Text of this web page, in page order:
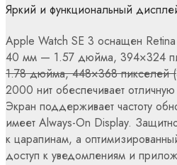
Яркий и функциональный
Apple Watch SE 3 оснащен
40 мм — 1.57 дюйма, 394×324
1.78 дюйма, 448×368 пикселей (
2000 нит обеспечивает
Экран поддерживает частоту
имеет Always-On Display.
к царапинам, а
доступ к уведомлениям и